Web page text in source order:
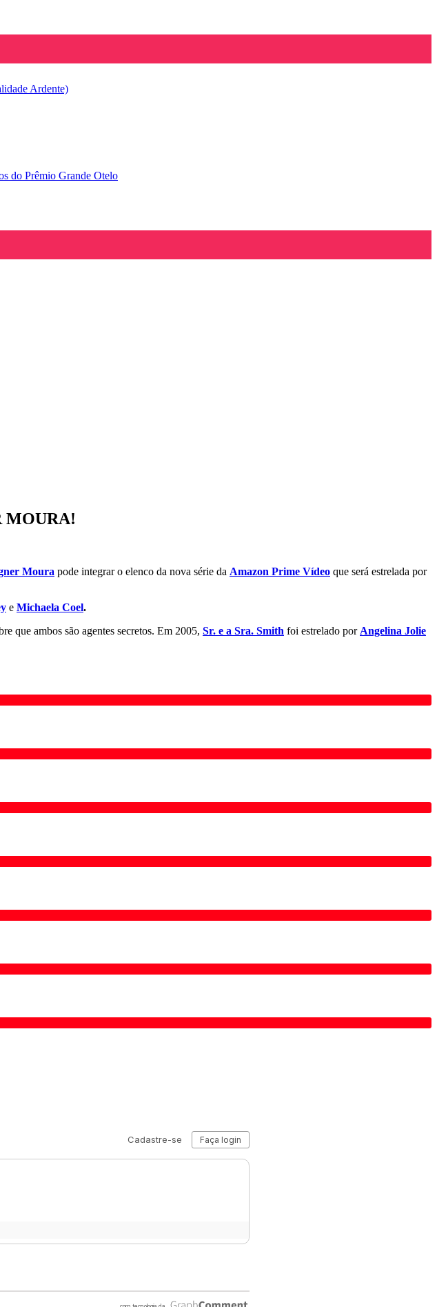
Ardente)
do Prêmio Grande Otelo
MOURA!
Moura pode integrar o elenco da nova série da Amazon Prime Vídeo que será estrelada por
e Michaela Coel.
que ambos são agentes secretos. Em 2005, Sr. e a Sra. Smith foi estrelado por Angelina Jolie